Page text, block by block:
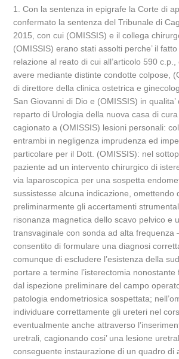
1. Con la sentenza in epigrafe la Corte di
confermato la sentenza del Tribunale di
2015, con cui (OMISSIS) e il collega
(OMISSIS) erano stati assolti perche’ il
relazione al reato di cui all’articolo 590
avere mediante distinte condotte colpose,
di direttore della clinica ostetrica e
San Giovanni di Dio e (OMISSIS) in
reparto di Urologia della nuova casa di cura
cagionato a (OMISSIS) lesioni personali:
entrambi in negligenza imprudenza ed
particolare per il Dott. (OMISSIS): nel
paziente ad un intervento chirurgico di
via laparoscopica per una sospetta
sussistesse alcuna indicazione, omettendo
preliminarmente gli accertamenti
risonanza magnetica dello scavo pelvico e
transvaginale con sonda ad alta frequenza
consentito di formulare una diagnosi
comunque di escludere l’esistenza della
portare a termine l’isterectomia nonostante
dal ispezione preliminare del campo
patologia endometriosica sospettata;
individuare correttamente gli ureteri nel
eventualmente anche attraverso
uretrali, cagionando cosi’ una lesione
conseguente instaurazione di un quadro di